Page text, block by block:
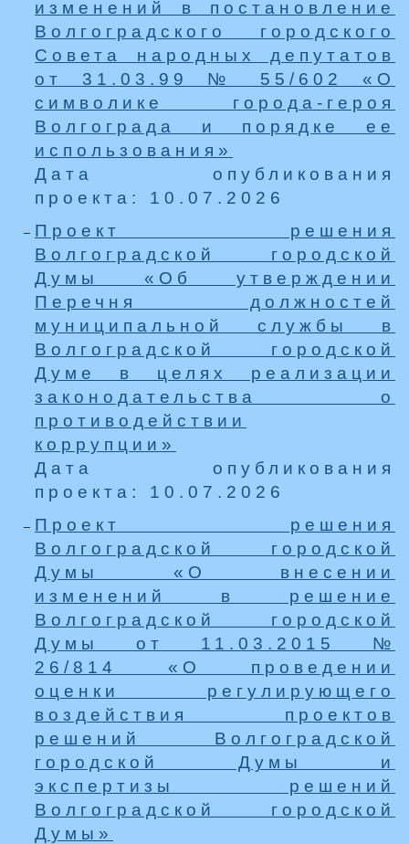
изменений в постановление
Волгоградского городского
Совета народных депутатов
от 31.03.99 № 55/602 «О
символике города-героя
Волгограда и порядке ее
использования»
Дата опубликования
проекта: 10.07.2026
Проект решения
Волгоградской городской
Думы «Об утверждении
Перечня должностей
муниципальной службы в
Волгоградской городской
Думе в целях реализации
законодательства о
противодействии
коррупции»
Дата опубликования
проекта: 10.07.2026
Проект решения
Волгоградской городской
Думы «О внесении
изменений в решение
Волгоградской городской
Думы от 11.03.2015 №
26/814 «О проведении
оценки регулирующего
воздействия проектов
решений Волгоградской
городской Думы и
экспертизы решений
Волгоградской городской
Думы»